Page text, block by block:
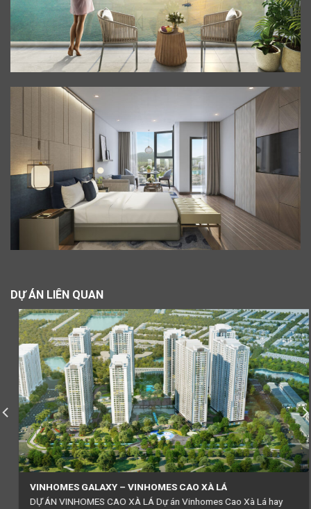
DỰ ÁN LIÊN QUAN
THE QUEEN 360 GIẢI PHÓNG
Chung cư The Queen 360 Giải Phóng là một kiệt tác kiến trúc